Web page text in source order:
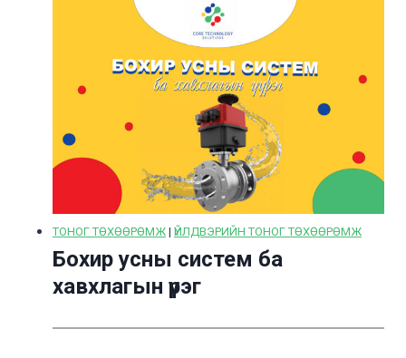
ТОНОГ ТӨХӨӨРӨМЖ | ҮЙЛДВЭРИЙН ТОНОГ ТӨХӨӨРӨМЖ
Бохир усны систем ба
хавхлагын үүрэг